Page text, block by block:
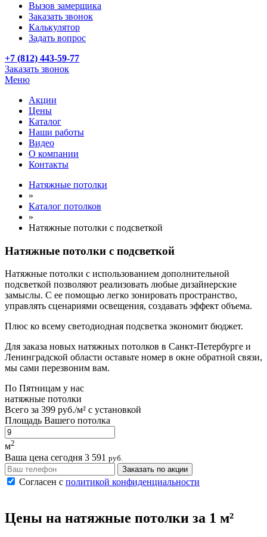
Вызов замерщика
Заказать звонок
Калькулятор
Задать вопрос
+7 (812) 443-59-77
Заказать звонок
Меню
Акции
Цены
Каталог
Наши работы
Видео
О компании
Контакты
Натяжные потолки
»
Каталог потолков
»
Натяжные потолки с подсветкой
Натяжные потолки с подсветкой
Натяжные потолки с использованием дополнительной
подсветкой позволяют реализовать любые дизайнерские
замыслы. С ее помощью легко зонировать пространство,
управлять сценариями освещения, создавать эффект объема.
Плюс ко всему светодиодная подсветка экономит бюджет.
Для заказа новых натяжных потолков в Санкт-Петербурге и
Ленинградской области оставьте номер в окне обратной связи,
мы сами перезвоним вам.
По Пятницам у нас
натяжные потолки
Всего за 399 руб./м² с установкой
Площадь Вашего потолка
м2
Ваша цена сегодня 3 591 руб.
Заказать по акции
Согласен с политикой конфиденциальности
Цены на натяжные потолки за 1 м²